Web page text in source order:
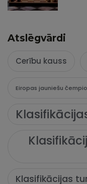
Atslēgvārdi
Cerību kauss
Eiropas jauniešu
Klasifikācijas